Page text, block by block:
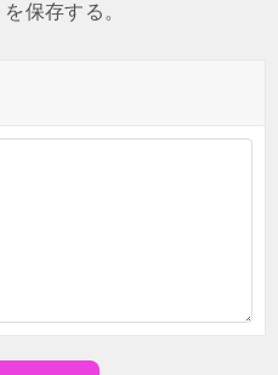
保存する。